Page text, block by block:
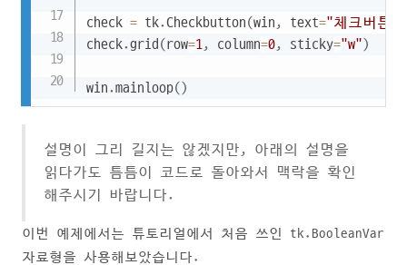
check = tk.Checkbutton(win , text="체크버튼"
check.grid(row=1, column=0, sticky="w")
win.mainloop()
설명이 그리 길지는 않겠지만, 아래의 설명을
읽다가도 틈틈이 코드로 돌아와서 맥락을 확인
해주시기 바랍니다.
이번 예제에서는 튜토리얼에서 처음 쓰인 tk.BooleanVar
자료형을 사용해보았습니다.